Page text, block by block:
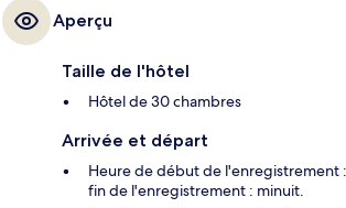
Aperçu
Taille de l'hôtel
Hôtel de 30 chambres
Arrivée et départ
Heure de début de l'enregistrement
fin de l'enregistrement : minuit.